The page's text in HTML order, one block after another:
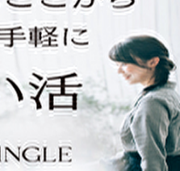
どり着く場所は一緒！
目的を持って楽しく行き
＝出会い方